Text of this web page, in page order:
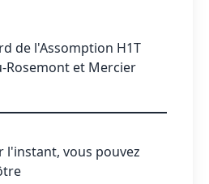
de l'Assomption H1T
Rosemont et Mercier
l'instant, vous pouvez